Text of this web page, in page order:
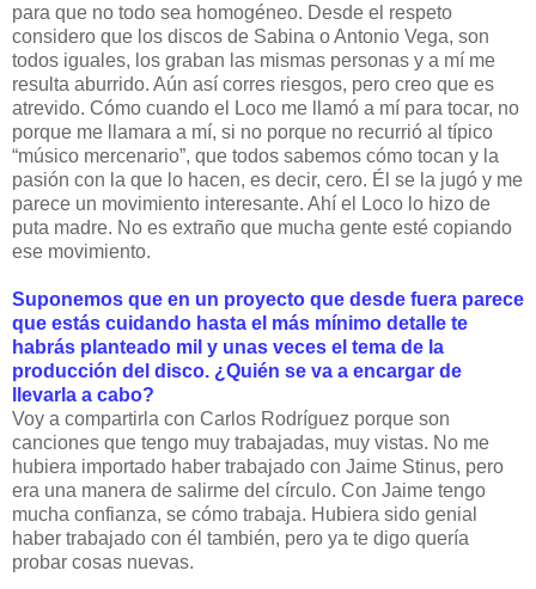
para que no todo sea homogéneo. Desde el respeto
considero que los discos de Sabina o Antonio Vega, son
todos iguales, los graban las mismas personas y a mí me
resulta aburrido. Aún así corres riesgos, pero creo que es
atrevido. Cómo cuando el Loco me llamó a mí para tocar, no
porque me llamara a mí, si no porque no recurrió al típico
“músico mercenario”, que todos sabemos cómo tocan y la
pasión con la que lo hacen, es decir, cero. Él se la jugó y me
parece un movimiento interesante. Ahí el Loco lo hizo de
puta madre. No es extraño que mucha gente esté copiando
ese movimiento.
Suponemos que en un proyecto que desde fuera parece
que estás cuidando hasta el más mínimo detalle te
habrás planteado mil y unas veces el tema de la
producción del disco. ¿Quién se va a encargar de
llevarla a cabo?
Voy a compartirla con Carlos Rodríguez porque son
canciones que tengo muy trabajadas, muy vistas. No me
hubiera importado haber trabajado con Jaime Stinus, pero
era una manera de salirme del círculo. Con Jaime tengo
mucha confianza, se cómo trabaja. Hubiera sido genial
haber trabajado con él también, pero ya te digo quería
probar cosas nuevas.